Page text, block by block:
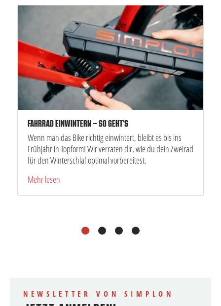
FAHRRAD EINWINTERN – SO GEHT’S
Wenn man das Bike richtig einwintert, bleibt es bis ins
Frühjahr in Topform! Wir verraten dir, wie du dein Zweirad
für den Winterschlaf optimal vorbereitest.
Mehr lesen
1 2 3 4
NEWSLETTER VON SIMPLON